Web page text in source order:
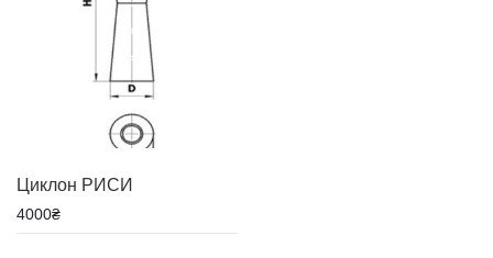
Циклон РИСИ
4000₴